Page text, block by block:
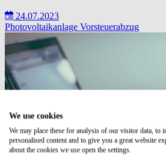
24.07.2023
Photovoltaikanlage Vorsteuerabzug
We use cookies
We may place these for analysis of our visitor data, to
personalised content and to give you a great website
about the cookies we use open the settings.